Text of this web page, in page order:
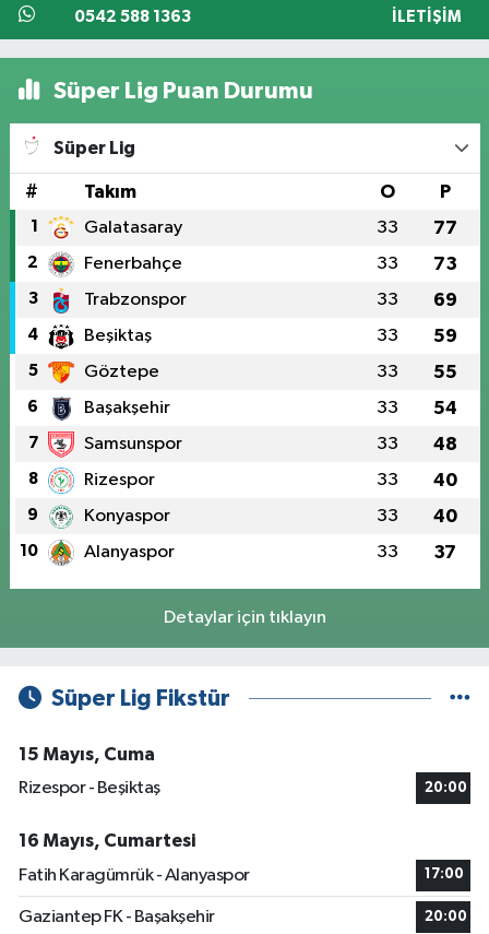
0542 588 1363 İLETIŞIM
Süper Lig Puan Durumu
Süper Lig
# Takım O P
1 Galatasaray 33 77
2 Fenerbahçe 33 73
3 Trabzonspor 33 69
4 Beşiktaş 33 59
5 Göztepe 33 55
6 Başakşehir 33 54
7 Samsunspor 33 48
8 Rizespor 33 40
9 Konyaspor 33 40
10 Alanyaspor 33 37
Detaylar için tıklayın
Süper Lig Fikstür
15 Mayıs, Cuma
Rizespor - Beşiktaş
20:00
16 Mayıs, Cumartesi
Fatih Karagümrük - Alanyaspor
17:00
Gaziantep FK - Başakşehir 20:00